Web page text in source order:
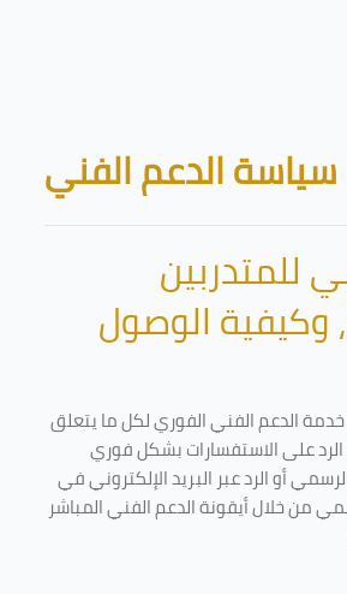
Blocks
سياسة الدعم الفني
للمتدربين
وكيفية الوصول
الدعم الفني الفوري لكل ما يتعلق
الرد على الاستفسارات بشكل فوري
أو الرد عبر البريد الإلكتروني في
من خلال أيقونة الدعم الفني المباشر